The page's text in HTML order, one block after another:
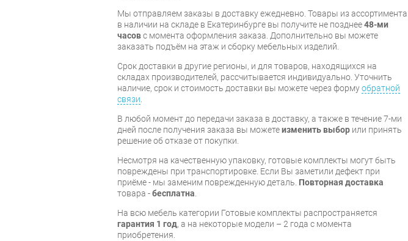
Мы отправляем заказы в доставку ежедневно. Товары из ассортимента
в наличии на складе в Екатеринбурге вы получите не позднее48-ми
часовс момента оформления заказа. Дополнительно вы можете
заказать подъём на этаж и сборку мебельных изделий.
Срок доставки в другие регионы, и для товаров, находящихся на
складах производителей, рассчитывается индивидуально. Уточнить
наличие, срок и стоимость доставки вы можете через формуобратной
связи.
В любой момент до передачи заказа в доставку, а также в течение 7-ми
дней после получения заказа вы можетеизменить выбор или принять
решение об отказе от покупки.
Несмотря на качественную упаковку, готовые комплекты могут быть
повреждены при транспортировке. Если Вы заметили дефект при
приёме - мы заменим поврежденную деталь. Повторная доставка
товара -бесплатна.
На всю мебель категории Готовые комплекты распространяется
гарантия 1 год, а на некоторые модели – 2 года с момента
приобретения.